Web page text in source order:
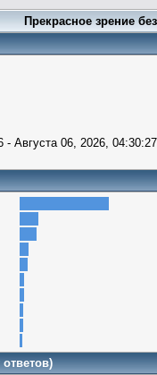
Прекрасное зрение
- Августа 06, 2026,